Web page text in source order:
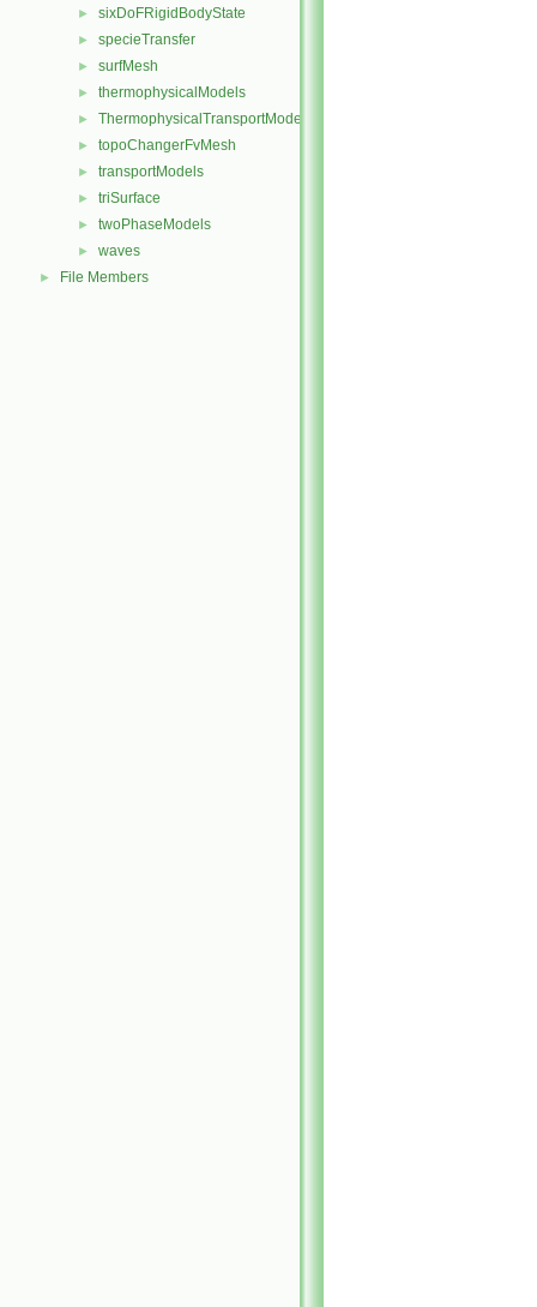
► sixDoFRigidBodyState
► specieTransfer
► surfMesh
► thermophysicalModels
► ThermophysicalTransportModels
► topoChangerFvMesh
► transportModels
► triSurface
► twoPhaseModels
► waves
► File Members